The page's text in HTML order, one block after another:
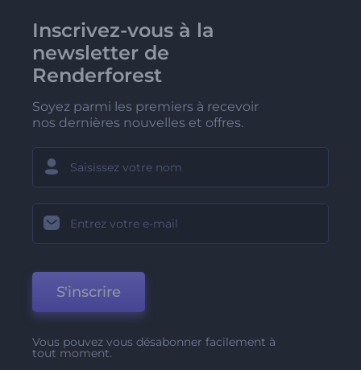
Inscrivez-vous à la
newsletter de
Renderforest
Soyez parmi les premiers à recevoir
nos dernières nouvelles et offres.
S'inscrire
Vous pouvez vous désabonner facilement à
tout moment.